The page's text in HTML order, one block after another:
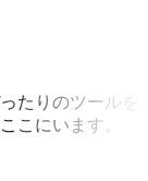
たりのツールを
こにいます。